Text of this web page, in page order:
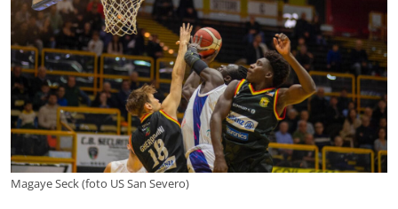
Magaye Seck (foto US San Severo)